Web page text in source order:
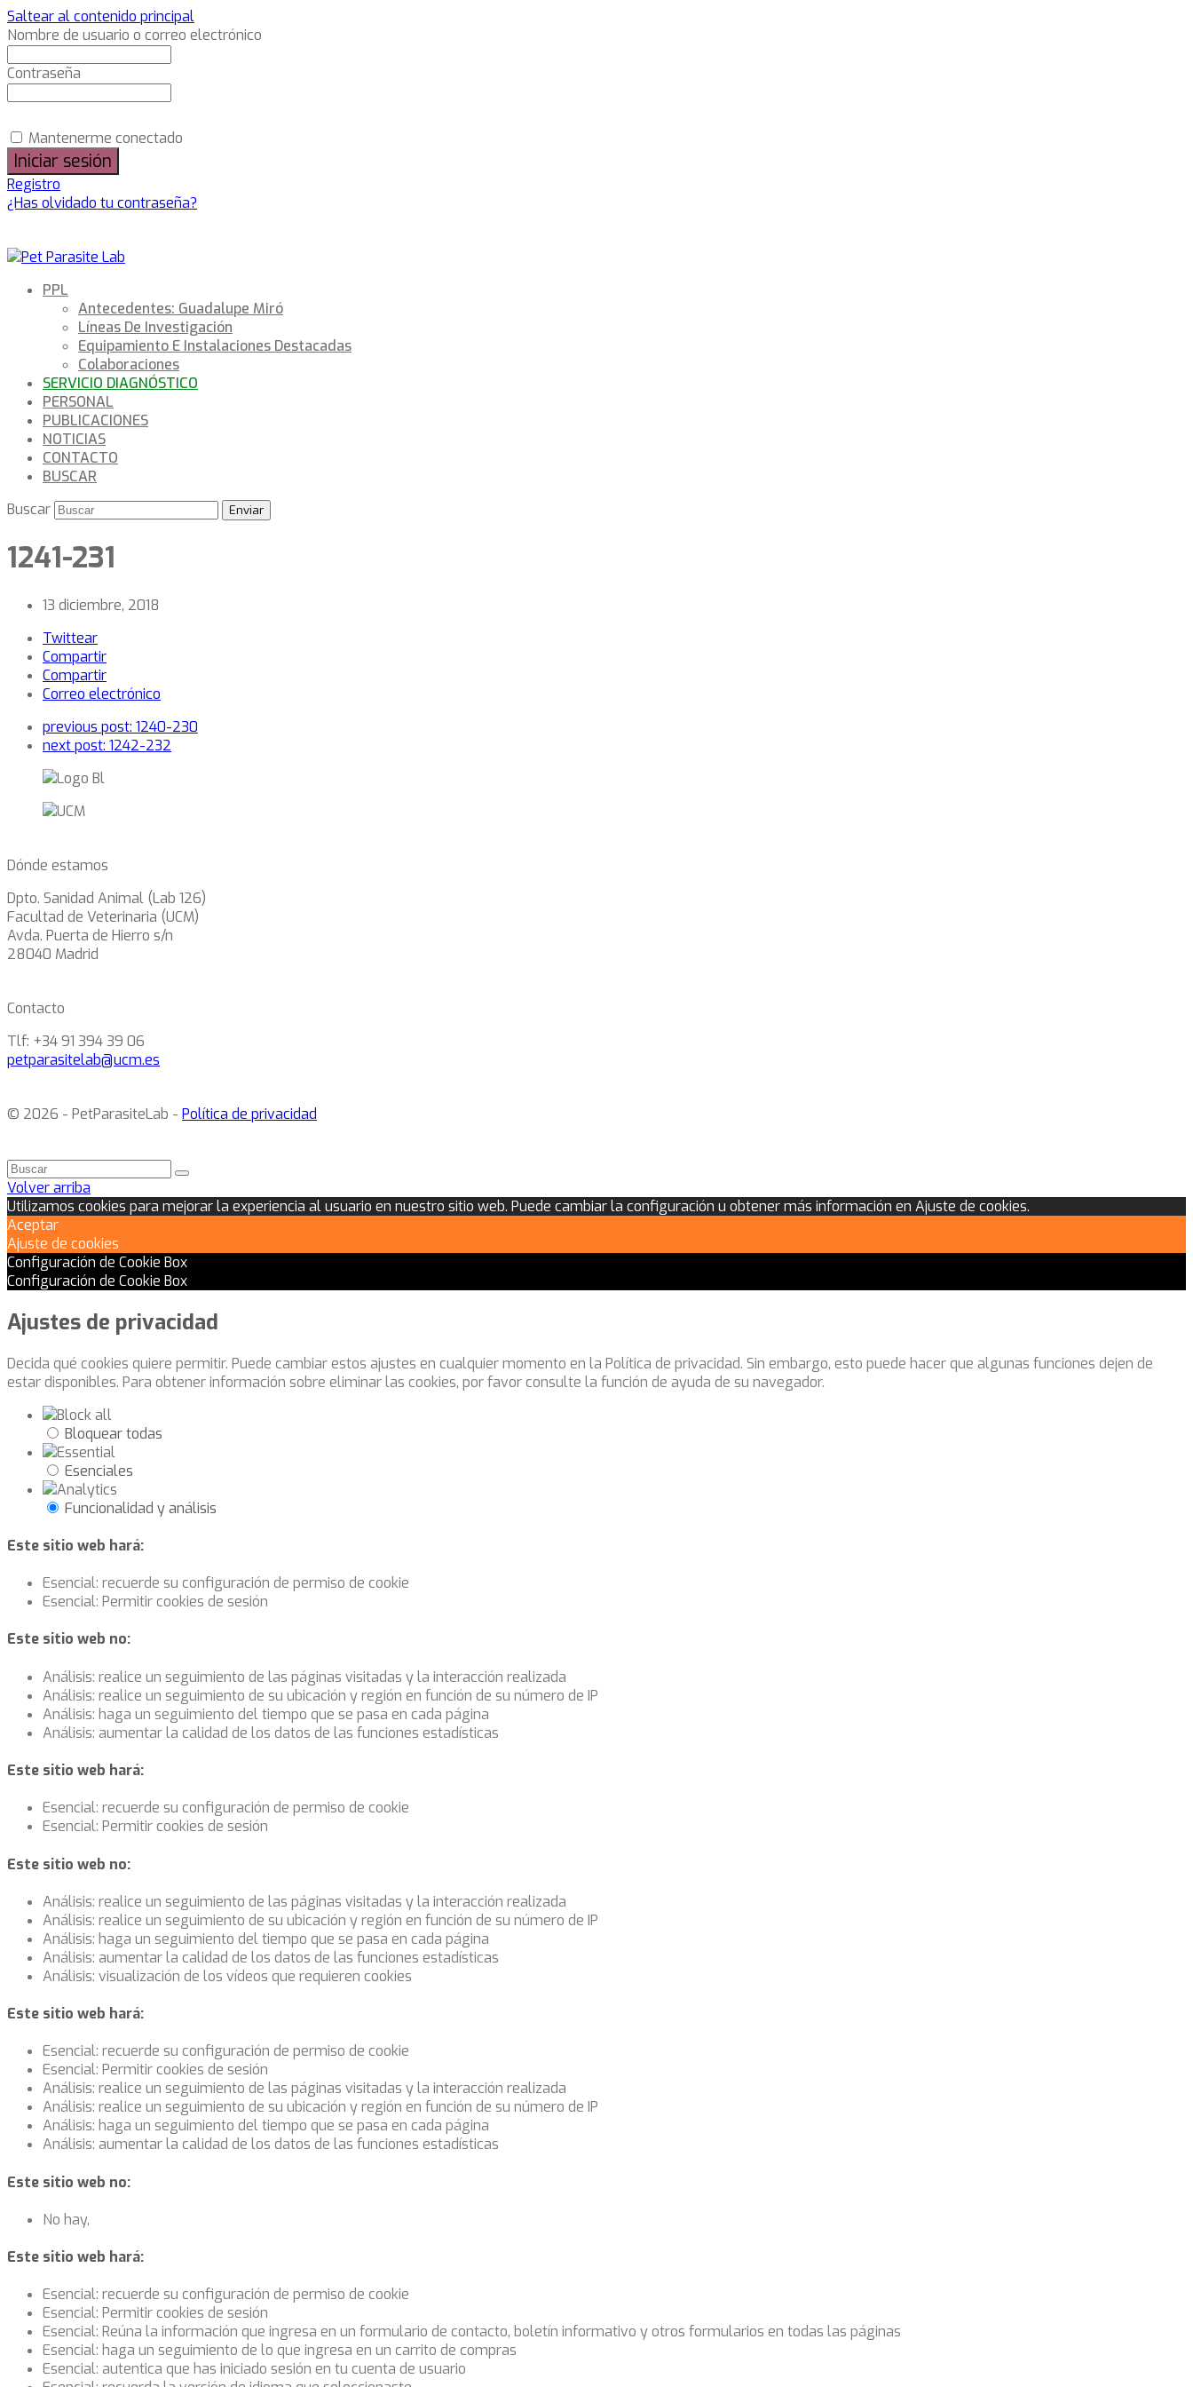
Saltear al contenido principal
Nombre de usuario o correo electrónico
Contraseña
Mantenerme conectado
Registro
¿Has olvidado tu contraseña?
PPL
Antecedentes: Guadalupe Miró
Líneas De Investigación
Equipamiento E Instalaciones Destacadas
Colaboraciones
SERVICIO DIAGNÓSTICO
PERSONAL
PUBLICACIONES
NOTICIAS
CONTACTO
BUSCAR
Buscar
Enviar
1241-231
13 diciembre, 2018
Twittear
Compartir
Compartir
Correo electrónico
previous post: 1240-230
next post: 1242-232
Dónde estamos
Dpto. Sanidad Animal (Lab 126)
Facultad de Veterinaria (UCM)
Avda. Puerta de Hierro s/n
28040 Madrid
Contacto
Tlf: +34 91 394 39 06
petparasitelab@ucm.es
© 2026 - PetParasiteLab - Política de privacidad
Volver arriba
Utilizamos cookies para mejorar la experiencia al usuario en nuestro sitio web. Puede cambiar la configuración u obtener más información en Ajuste de cookies.
Aceptar
Ajuste de cookies
Configuración de Cookie Box
Configuración de Cookie Box
Ajustes de privacidad
Decida qué cookies quiere permitir. Puede cambiar estos ajustes en cualquier momento en la Política de privacidad. Sin embargo, esto puede hacer que algunas funciones dejen de
estar disponibles. Para obtener información sobre eliminar las cookies, por favor consulte la función de ayuda de su navegador.
Bloquear todas
Esenciales
Funcionalidad y análisis
Este sitio web hará:
Esencial: recuerde su configuración de permiso de cookie
Esencial: Permitir cookies de sesión
Este sitio web no:
Análisis: realice un seguimiento de las páginas visitadas y la interacción realizada
Análisis: realice un seguimiento de su ubicación y región en función de su número de IP
Análisis: haga un seguimiento del tiempo que se pasa en cada página
Análisis: aumentar la calidad de los datos de las funciones estadísticas
Este sitio web hará:
Esencial: recuerde su configuración de permiso de cookie
Esencial: Permitir cookies de sesión
Este sitio web no:
Análisis: realice un seguimiento de las páginas visitadas y la interacción realizada
Análisis: realice un seguimiento de su ubicación y región en función de su número de IP
Análisis: haga un seguimiento del tiempo que se pasa en cada página
Análisis: aumentar la calidad de los datos de las funciones estadísticas
Análisis: visualización de los vídeos que requieren cookies
Este sitio web hará:
Esencial: recuerde su configuración de permiso de cookie
Esencial: Permitir cookies de sesión
Análisis: realice un seguimiento de las páginas visitadas y la interacción realizada
Análisis: realice un seguimiento de su ubicación y región en función de su número de IP
Análisis: haga un seguimiento del tiempo que se pasa en cada página
Análisis: aumentar la calidad de los datos de las funciones estadísticas
Este sitio web no:
No hay,
Este sitio web hará:
Esencial: recuerde su configuración de permiso de cookie
Esencial: Permitir cookies de sesión
Esencial: Reúna la información que ingresa en un formulario de contacto, boletín informativo y otros formularios en todas las páginas
Esencial: haga un seguimiento de lo que ingresa en un carrito de compras
Esencial: autentica que has iniciado sesión en tu cuenta de usuario